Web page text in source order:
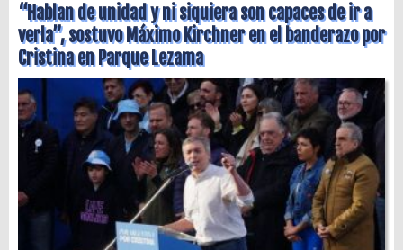
“Hablan de unidad y ni siquiera son capaces de ir a
verla”, sostuvo Máximo Kirchner en el banderazo por
Cristina en Parque Lezama